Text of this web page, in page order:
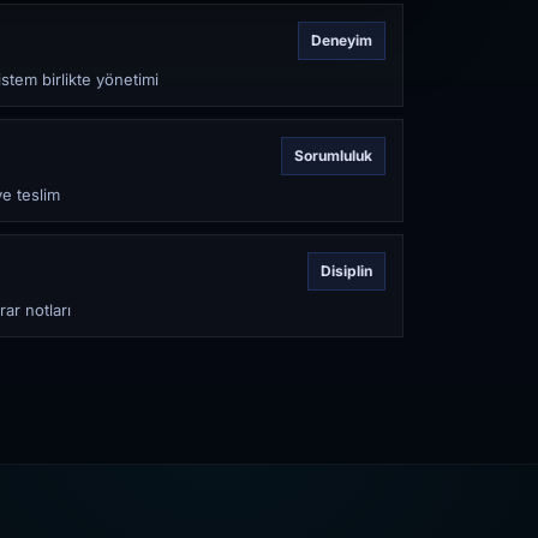
Deneyim
birlikte yönetimi
Sorumluluk
teslim
Disiplin
notları